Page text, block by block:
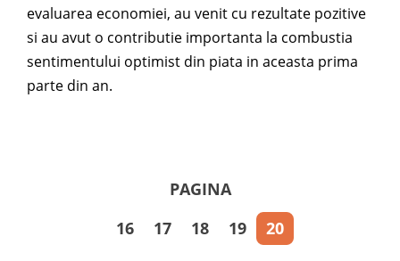
evaluarea economiei, au venit cu rezultate pozitive
si au avut o contributie importanta la combustia
sentimentului optimist din piata in aceasta prima
parte din an.
PAGINA
16
17 18 19 20